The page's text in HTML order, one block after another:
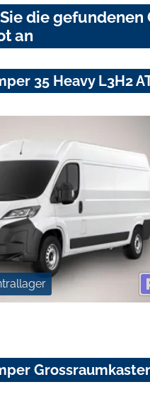
die
an
35 Heavy L3H2